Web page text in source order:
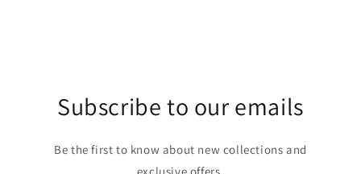
Subscribe to our emails
Be the first to know about new collections and